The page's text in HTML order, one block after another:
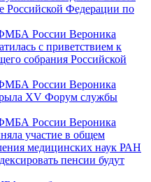
Российской Федерации по
России Вероника
с приветствием к
собрания Российской
России Вероника
XV Форум службы
России Вероника
участие в общем
медицинских наук РАН
пенсии будут